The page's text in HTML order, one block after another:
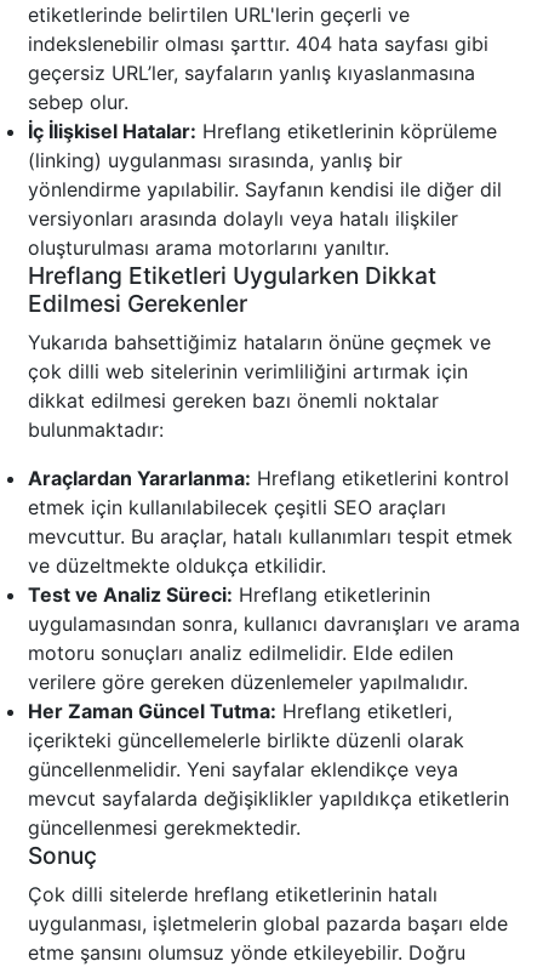
etiketlerinde belirtilen URL'lerin geçerli ve
indekslenebilir olması şarttır. 404 hata sayfası gibi
geçersiz URL’ler, sayfaların yanlış kıyaslanmasına
sebep olur.
İç İlişkisel Hatalar: Hreflang etiketlerinin köprüleme
(linking) uygulanması sırasında, yanlış bir
yönlendirme yapılabilir. Sayfanın kendisi ile diğer dil
versiyonları arasında dolaylı veya hatalı ilişkiler
oluşturulması arama motorlarını yanıltır.
Hreflang Etiketleri Uygularken Dikkat
Edilmesi Gerekenler
Yukarıda bahsettiğimiz hataların önüne geçmek ve
çok dilli web sitelerinin verimliliğini artırmak için
dikkat edilmesi gereken bazı önemli noktalar
bulunmaktadır:
Araçlardan Yararlanma: Hreflang etiketlerini kontrol
etmek için kullanılabilecek çeşitli SEO araçları
mevcuttur. Bu araçlar, hatalı kullanımları tespit etmek
ve düzeltmekte oldukça etkilidir.
Test ve Analiz Süreci: Hreflang etiketlerinin
uygulamasından sonra, kullanıcı davranışları ve arama
motoru sonuçları analiz edilmelidir. Elde edilen
verilere göre gereken düzenlemeler yapılmalıdır.
Her Zaman Güncel Tutma: Hreflang etiketleri,
içerikteki güncellemelerle birlikte düzenli olarak
güncellenmelidir. Yeni sayfalar eklendikçe veya
mevcut sayfalarda değişiklikler yapıldıkça etiketlerin
güncellenmesi gerekmektedir.
Sonuç
Çok dilli sitelerde hreflang etiketlerinin hatalı
uygulanması, işletmelerin global pazarda başarı elde
etme şansını olumsuz yönde etkileyebilir. Doğru